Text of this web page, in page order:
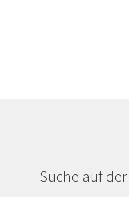
Suche auf